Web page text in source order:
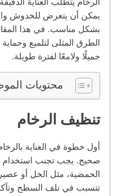
الرخام يتطلب العناية
يمكن أن يتعرض للخدوش
بشكل مناسب. في هذا
الطرق المثلى لتلميع
جميلًا ولامعًا لفترة طويلة.
محتويات
تنظيف الرخام
أول خطوة في العناية
صحيح. يجب تجنب استخدام
الحمضية، مثل الخل أو عصير
تتسبب في تلف السطح